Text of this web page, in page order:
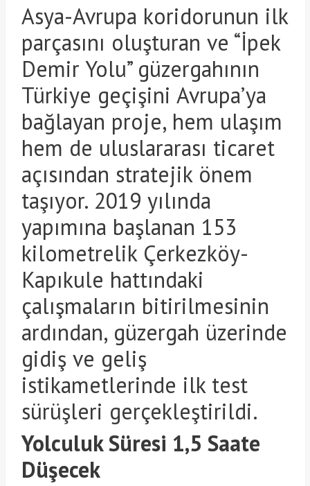
Asya-Avrupa koridorunun ilk
parçasını oluşturan ve “İpek
Demir Yolu” güzergahının
Türkiye geçişini Avrupa’ya
bağlayan proje, hem ulaşım
hem de uluslararası ticaret
açısından stratejik önem
taşıyor. 2019 yılında
yapımına başlanan 153
kilometrelik Çerkezköy-
Kapıkule hattındaki
çalışmaların bitirilmesinin
ardından, güzergah üzerinde
gidiş ve geliş
istikametlerinde ilk test
sürüşleri gerçekleştirildi.
Yolculuk Süresi 1,5 Saate
Düşecek